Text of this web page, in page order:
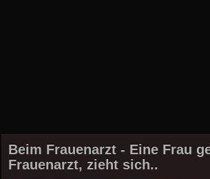
Beim Frauenarzt - Eine Frau
Frauenarzt, zieht sich..